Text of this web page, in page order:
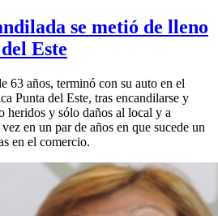
se metió de lleno
Este
63 años, terminó con su auto en el
Punta del Este, tras encandilarse y
heridos y sólo daños al local y a
en un par de años en que sucede un
en el comercio.